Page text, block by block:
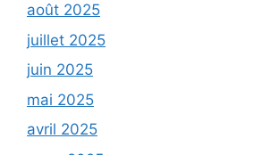
août 2025
juillet 2025
juin 2025
mai 2025
avril 2025